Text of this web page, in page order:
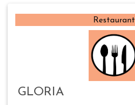
Restaurant
GLORIA